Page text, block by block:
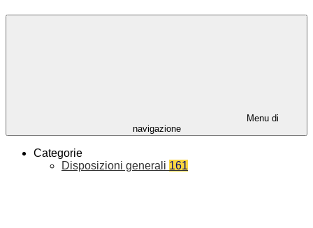
Menu di
navigazione
Categorie
Disposizioni generali 161